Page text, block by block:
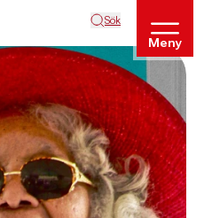
Sök
Meny